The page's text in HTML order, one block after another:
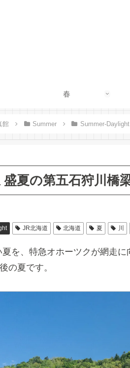
春
館 Summer Summer-Daylight
盛夏の第五石狩川橋
JR北海道 北海道 夏 川
を、特急オホーツクが網走
の夏です。